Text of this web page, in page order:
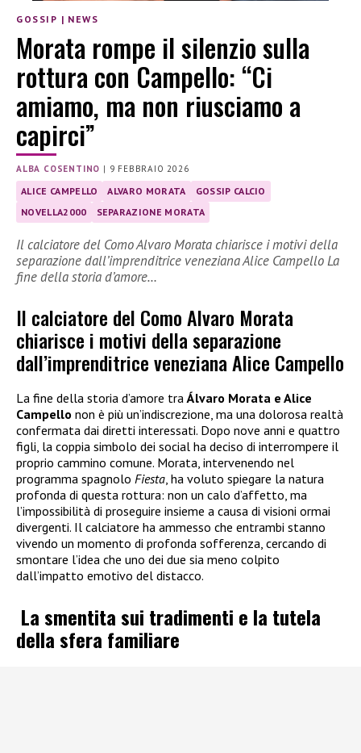
GOSSIP | NEWS
Morata rompe il silenzio sulla
rottura con Campello: “Ci
amiamo, ma non riusciamo a
capirci”
ALBA COSENTINO | 9 FEBBRAIO 2026
ALICE CAMPELLO ALVARO MORATA
GOSSIP CALCIO
NOVELLA2000
SEPARAZIONE MORATA
Il calciatore del Como Alvaro Morata chiarisce i motivi della
separazione dall’imprenditrice veneziana Alice Campello La
fine della storia d’amore…
Il calciatore del Como Alvaro Morata
chiarisce i motivi della separazione
dall’imprenditrice veneziana Alice Campello
La fine della storia d’amore traÁlvaro Morata e Alice
Campello non è più un’indiscrezione, ma una dolorosa realtà
confermata dai diretti interessati. Dopo nove anni e quattro
figli, la coppia simbolo dei social ha deciso di interrompere il
proprio cammino comune. Morata, intervenendo nel
programma spagnolo Fiesta, ha voluto spiegare la natura
profonda di questa rottura: non un calo d’affetto, ma
l’impossibilità di proseguire insieme a causa di visioni ormai
divergenti. Il calciatore ha ammesso che entrambi stanno
vivendo un momento di profonda sofferenza, cercando di
smontare l’idea che uno dei due sia meno colpito
dall’impatto emotivo del distacco.
La smentita sui tradimenti e la tutela
della sfera familiare